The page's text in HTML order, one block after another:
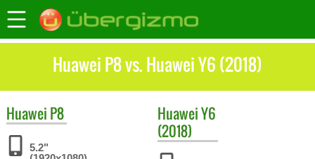
Huawei P8 vs. Huawei Y6 (2018)
Huawei P8
5.2"
HuaweiY6
(2018)